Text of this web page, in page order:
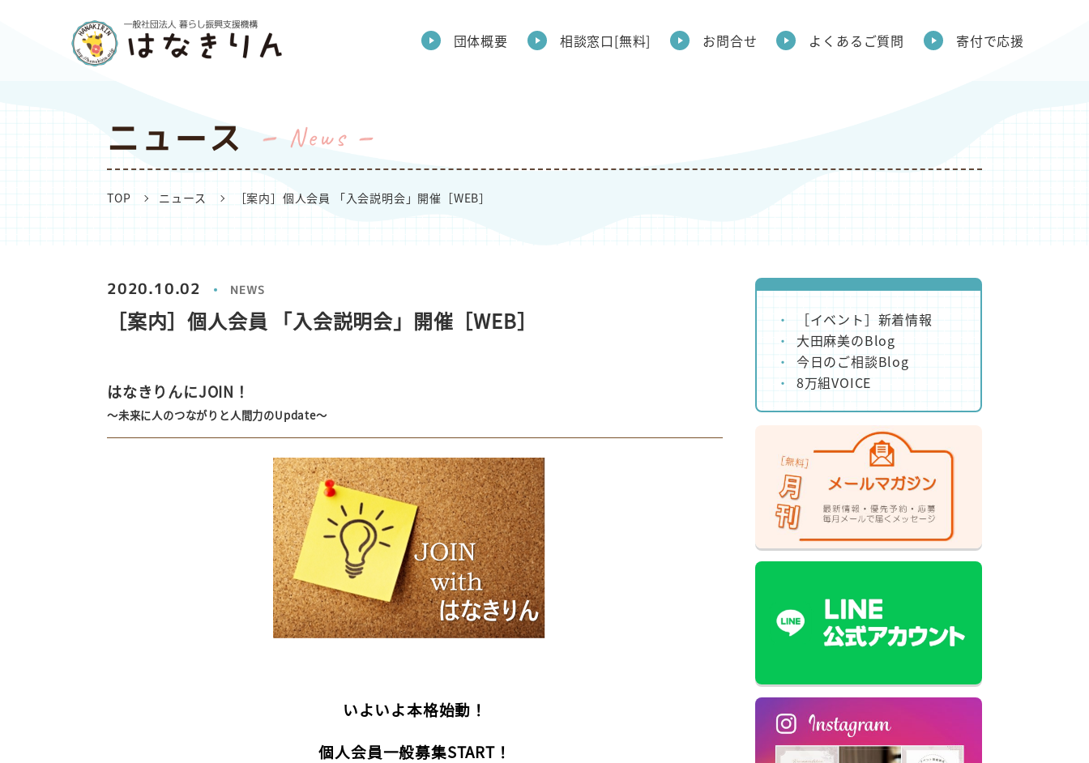
団体概要 相談窓口[無料] お問合せ よくあるご質問 寄付で応援
ニュース News
TOP ニュース ［案内］個人会員 「入会説明会」開催［WEB］
2020.10.02 NEWS
［案内］個人会員 「入会説明会」開催［WEB］
はなきりんにJOIN！
～未来に人のつながりと人間力のUpdate～
いよいよ本格始動！
個人会員一般募集START！
［イベント］新着情報
大田麻美のBlog
今日のご相談Blog
8万組VOICE